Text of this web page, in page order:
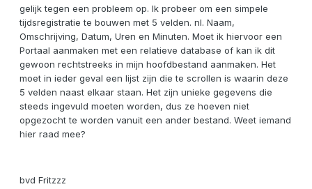
gelijk tegen een probleem op. Ik probeer om een simpele
tijdsregistratie te bouwen met 5 velden. nl. Naam,
Omschrijving, Datum, Uren en Minuten. Moet ik hiervoor een
Portaal aanmaken met een relatieve database of kan ik dit
gewoon rechtstreeks in mijn hoofdbestand aanmaken. Het
moet in ieder geval een lijst zijn die te scrollen is waarin deze
5 velden naast elkaar staan. Het zijn unieke gegevens die
steeds ingevuld moeten worden, dus ze hoeven niet
opgezocht te worden vanuit een ander bestand. Weet iemand
hier raad mee?
bvd Fritzzz